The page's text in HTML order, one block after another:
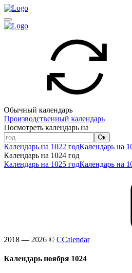
Обычный календарь
Производственный календарь
Посмотреть календарь на
Ок
Календарь на 1022 годКалендарь на
Календарь на 1024 год
Календарь на 1025 годКалендарь на
2018 — 2026 © CCalendar
Календарь ноября 1024